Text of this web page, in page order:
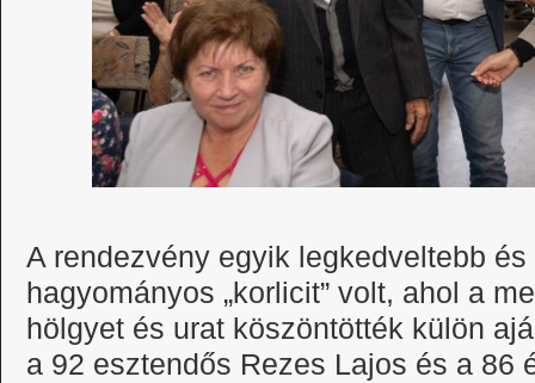
A rendezvény egyik legkedveltebb
hagyományos „korlicit” volt, ahol a
hölgyet és urat köszöntötték külön
a 92 esztendős Rezes Lajos és a 86